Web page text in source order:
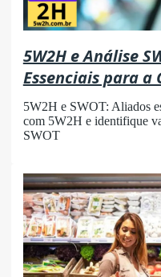
5W2H e Análise
Essenciais para a
5W2H e SWOT: Aliados
com 5W2H e identifique
SWOT